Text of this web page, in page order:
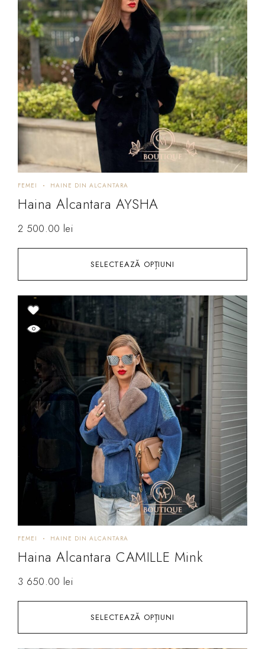
SELECTEAZĂ OPȚIUNI
FEMEI HAINE DIN ALCANTARA
Haina Alcantara AYSHA
2 500.00 lei
SELECTEAZĂ OPȚIUNI
FEMEI HAINE DIN ALCANTARA
Haina Alcantara CAMILLE Mink
3 650.00 lei